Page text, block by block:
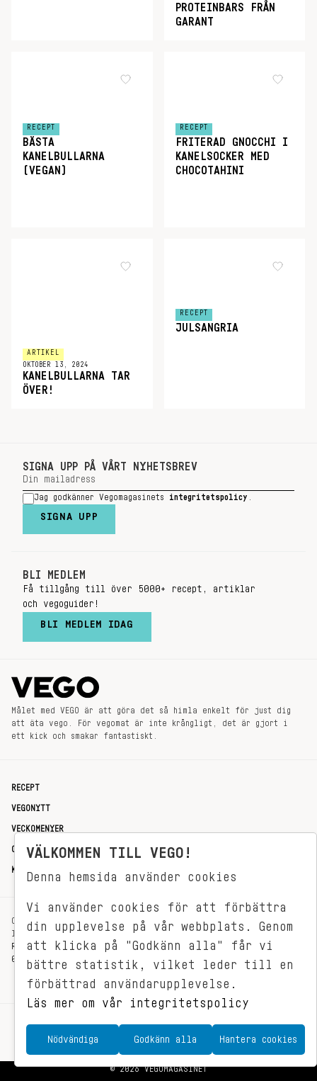
PROTEINBARS FRÅN
GARANT
RECEPT
BÄSTA
KANELBULLARNA
(VEGAN)
RECEPT
FRITERAD GNOCCHI I
KANELSOCKER MED
CHOCOTAHINI
ARTIKEL
OKTOBER 13, 2024
KANELBULLARNA TAR
ÖVER!
RECEPT
JULSANGRIA
SIGNA UPP PÅ VÅRT NYHETSBREV
Jag godkänner Vegomagasinets integritetspolicy
SIGNA UPP
BLI MEDLEM
Få tillgång till över 5000+ recept, artiklar
och vegoguider!
BLI MEDLEM IDAG
Målet med VEGO är att göra det så himla enkelt för just dig
att äta vego. För vegomat är inte krångligt, det är gjort i
ett kick och smakar fantastiskt.
RECEPT
VEGONYTT
VECKOMENYER
OM OSS
KONTAKT
OXENSTIERNSGATAN 33
114 27 STOCKHOLM
REDAKTIONEN@VEGOMAGASINET.SE
08-799 62 01
© 2026 VEGOMAGASINET
VÄLKOMMEN TILL VEGO!
Denna hemsida använder cookies
Vi använder cookies för att förbättra
din upplevelse på vår webbplats. Genom
att klicka på "Godkänn alla" får vi
bättre statistik, vilket leder till en
förbättrad användarupplevelse.
Läs mer om vår integritetspolicy
Nödvändiga Godkänn alla Hantera cookies